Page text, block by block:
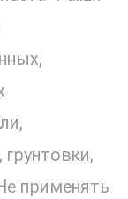
применять